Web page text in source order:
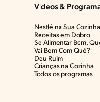
Vídeos &
Nestlé na Sua Cozinha
Receitas em Dobro
Se Alimentar Bem,
Vai Bem Com Quê?​
Deu Ruim​
Crianças na Cozinha​
Todos os programas